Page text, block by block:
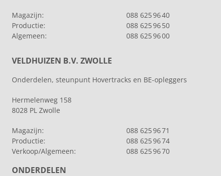
Magazijn:
088 625 96 40
Productie:
088 625 96 50
Algemeen:
088 625 96 00
VELDHUIZEN B.V. ZWOLLE
Onderdelen, steunpunt Hovertracks en BE-opleggers
Hermelenweg 158
8028 PL Zwolle
Magazijn:
088 625 96 71
Productie:
088 625 96 74
Verkoop/Algemeen:
088 625 96 70
ONDERDELEN